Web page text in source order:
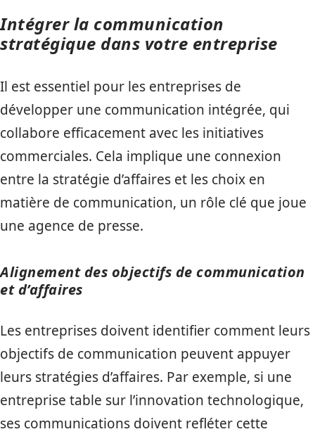
Intégrer la communication
stratégique dans votre entreprise
Il est essentiel pour les entreprises de
développer une communication intégrée, qui
collabore efficacement avec les initiatives
commerciales. Cela implique une connexion
entre la stratégie d’affaires et les choix en
matière de communication, un rôle clé que joue
une agence de presse.
Alignement des objectifs de communication
et d’affaires
Les entreprises doivent identifier comment leurs
objectifs de communication peuvent appuyer
leurs stratégies d’affaires. Par exemple, si une
entreprise table sur l’innovation technologique,
ses communications doivent refléter cette